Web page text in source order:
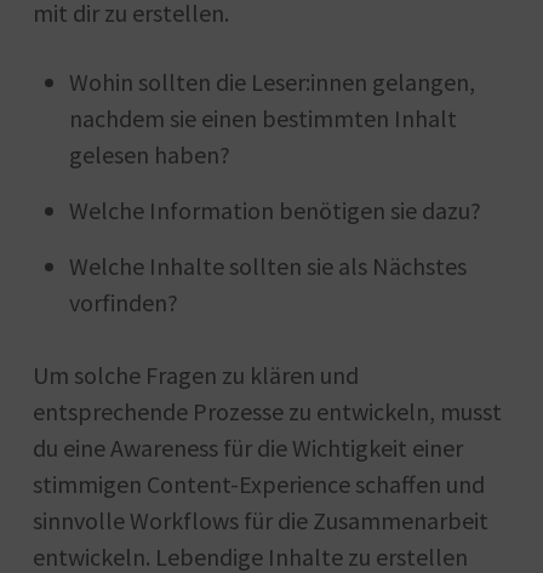
mit dir zu erstellen.
Wohin sollten die Leser:innen gelangen,
nachdem sie einen bestimmten Inhalt
gelesen haben?
Welche Information benötigen sie dazu?
Welche Inhalte sollten sie als Nächstes
vorfinden?
Um solche Fragen zu klären und
entsprechende Prozesse zu entwickeln, musst
du eine Awareness für die Wichtigkeit einer
stimmigen Content-Experience schaffen und
sinnvolle Workflows für die Zusammenarbeit
entwickeln. Lebendige Inhalte zu erstellen